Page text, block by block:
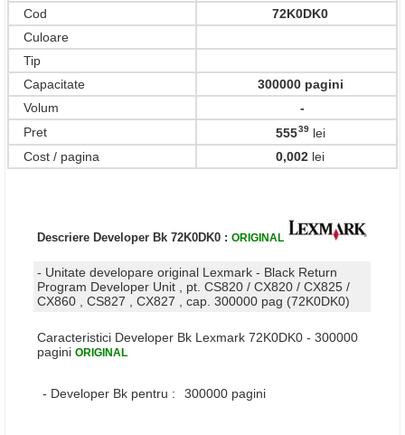
Cod
72K0DK0
Culoare
Tip
Capacitate
300000 pagini
Volum
-
Pret
55539lei
Cost / pagina
0,002 lei
Descriere Developer Bk 72K0DK0 : ORIGINAL
- Unitate developare original Lexmark - Black Return
Program Developer Unit , pt. CS820 / CX820 / CX825 /
CX860 , CS827 , CX827 , cap. 300000 pag (72K0DK0)
Caracteristici Developer Bk Lexmark 72K0DK0 - 300000
pagini ORIGINAL
- Developer Bk pentru : 300000 pagini